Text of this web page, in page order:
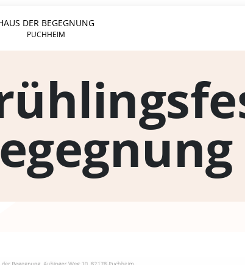
DER BEGEGNUNG
PUCHHEIM